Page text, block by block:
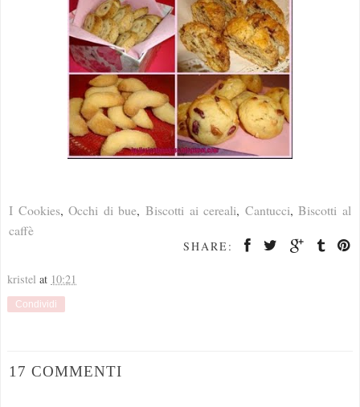
I Cookies,Occhi di bue,Biscotti ai cereali, Cantucci,Biscotti al
caffè
SHARE:
kristel at 10:21
Condividi
17 COMMENTI